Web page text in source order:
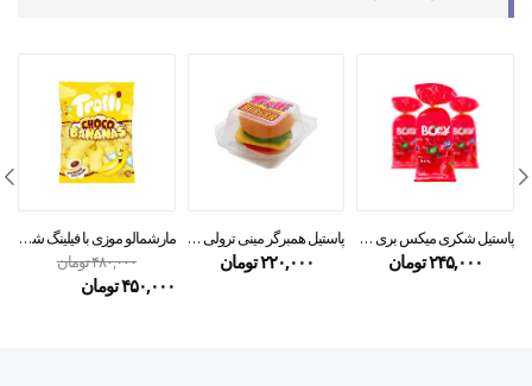
پاستیل شکری میکس بری ROSHEN
۲۴۵,۰۰۰تومان
پاستیل همبرگر مینی ترولی 50 g
۲۲۰,۰۰۰تومان
مارشمالو موزی با فیلینگ شکلات ترولی ۱۵۰ گرمی
۴۸۰,۰۰۰تومان
۴۵۰,۰۰۰تومان